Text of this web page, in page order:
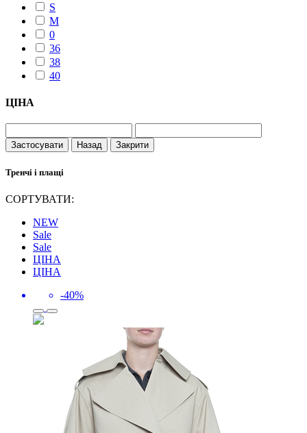
S
M
0
36
38
40
ЦІНА
Застосувати Назад Закрити
Тренчі і плащі
СОРТУВАТИ:
NEW
Sale
Sale
ЦІНА
ЦІНА
-40%